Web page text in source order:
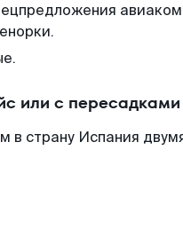
или с пересадками
в страну Испания